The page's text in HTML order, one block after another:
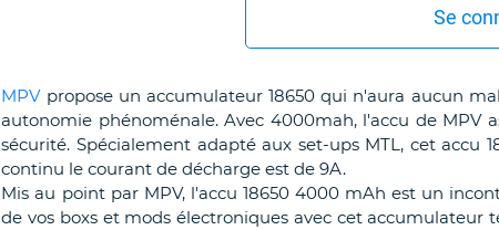
Se
MPVpropose un accumulateur 18650 qui n'aura aucun
autonomie phénoménale. Avec 4000mah, l'accu de MPV
sécurité. Spécialement adapté aux set-ups MTL, cet accu
continu le courant de décharge est de 9A.
Mis au point par MPV, l'accu 18650 4000 mAh est un
de vos boxs et mods électroniques avec cet